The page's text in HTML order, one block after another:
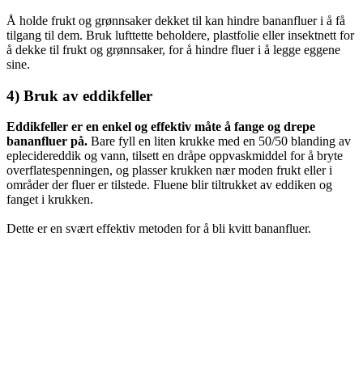
Å holde frukt og grønnsaker dekket til kan hindre bananfluer i å få
tilgang til dem. Bruk lufttette beholdere, plastfolie eller insektnett for
å dekke til frukt og grønnsaker, for å hindre fluer i å legge eggene
sine.
4) Bruk av eddikfeller
Eddikfeller er en enkel og effektiv måte å fange og drepe
bananfluer på. Bare fyll en liten krukke med en 50/50 blanding av
eplecidereddik og vann, tilsett en dråpe oppvaskmiddel for å bryte
overflatespenningen, og plasser krukken nær moden frukt eller i
områder der fluer er tilstede. Fluene blir tiltrukket av eddiken og
fanget i krukken.
Dette er en svært effektiv metoden for å bli kvitt bananfluer.